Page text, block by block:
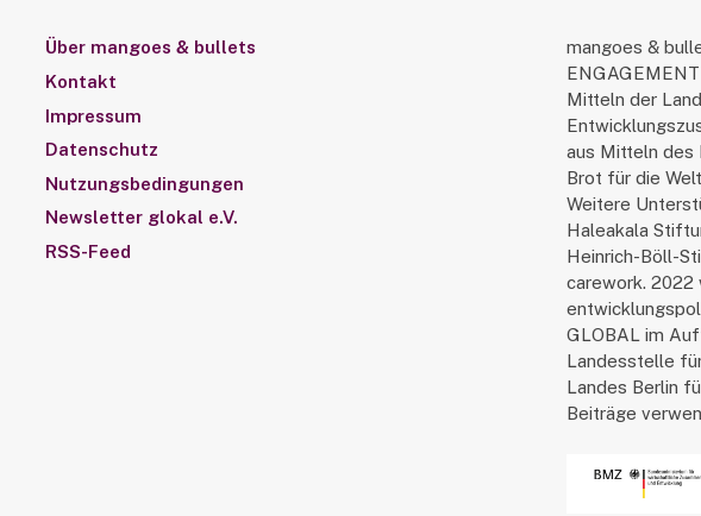
Über mangoes & bullets
Kontakt
Impressum
Datenschutz
Nutzungsbedingungen
Newsletter glokal e.V.
RSS-Feed
mangoes &
Mitteln der
aus Mitteln des
Brot für die
Weitere
Haleakala
Heinrich-Böll-
carework. 2022
GLOBAL im
Landesstelle
Landes Berlin
Beiträge